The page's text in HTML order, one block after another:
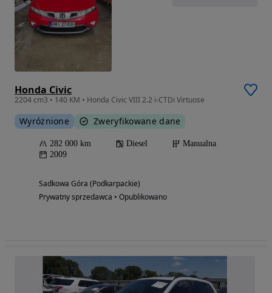
Honda Civic
2204 cm3 • 140 KM • Honda Civic VIII 2.2 i-CTDi Virtuose
Wyróżnione Zweryfikowane dane
282 000 km Diesel
Manualna
2009
Sadkowa Góra (Podkarpackie)
Prywatny sprzedawca • Opublikowano